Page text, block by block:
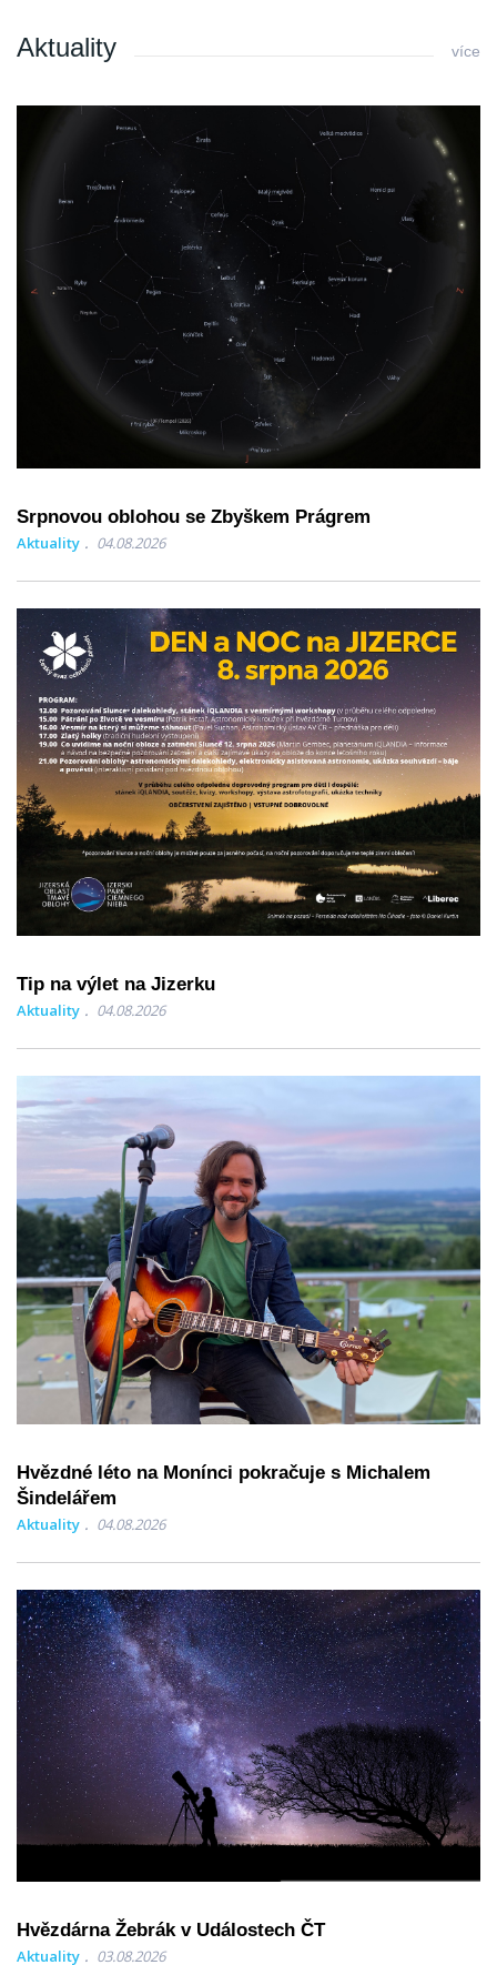
Aktuality více
Srpnovou oblohou se Zbyškem Prágrem
Aktuality 04.08.2026
Tip na výlet na Jizerku
Aktuality 04.08.2026
Hvězdné léto na Monínci pokračuje s Michalem
Šindelářem
Aktuality 04.08.2026
Hvězdárna Žebrák v Událostech ČT
Aktuality 03.08.2026